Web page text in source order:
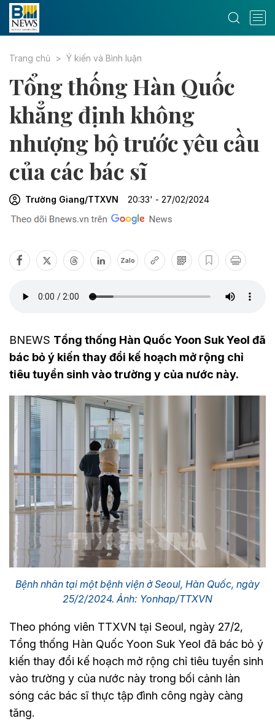
Trang chủ Ý kiến và Bình luận
Tổng thống Hàn Quốc
khẳng định không
nhượng bộ trước yêu cầu
của các bác sĩ
Trường Giang/TTXVN 20:33' - 27/02/2024
Zalo
BNEWS Tổng thống Hàn Quốc Yoon Suk Yeol đã
bác bỏ ý kiến thay đổi kế hoạch mở rộng chỉ
tiêu tuyển sinh vào trường y của nước này.
Bệnh nhân tại một bệnh viện ở Seoul, Hàn Quốc, ngày
25/2/2024. Ảnh: Yonhap/TTXVN
Theo phóng viên TTXVN tại Seoul, ngày 27/2,
Tổng thống Hàn Quốc Yoon Suk Yeol đã bác bỏ ý
kiến thay đổi kế hoạch mở rộng chỉ tiêu tuyển sinh
vào trường y của nước này trong bối cảnh làn
sóng các bác sĩ thực tập đình công ngày càng
tăng.